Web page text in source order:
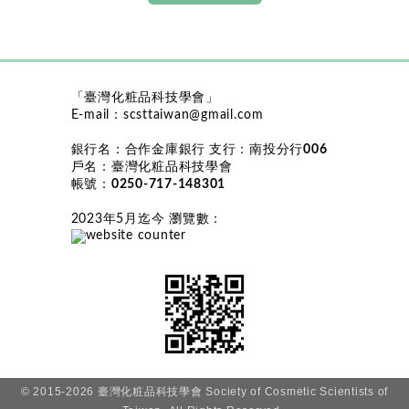
「臺灣化粧品科技學會」
E-mail： scsttaiwan@gmail.com
銀行名： 合作金庫銀行 支行：南投分行006
戶名： 臺灣化粧品科技學會
帳號： 0250-717-148301
2023年5月迄今 瀏覽數 ：
© 2015-2026 臺灣化粧品科技學會 Society of Cosmetic Scientists of